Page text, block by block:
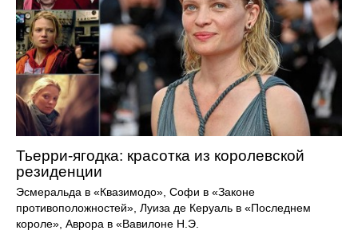
Тьерри-ягодка: красотка из королевской
резиденции
Эсмеральда в «Квазимодо», Софи в «Законе
противоположностей», Луиза де Керуаль в «Последнем
короле», Аврора в «Вавилоне Н.Э.